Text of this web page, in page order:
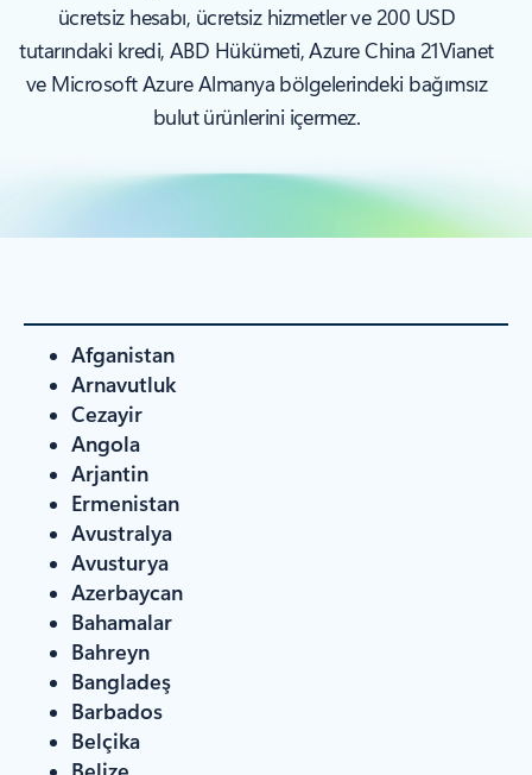
ücretsiz hesabı, ücretsiz hizmetler ve 200 USD
tutarındaki kredi, ABD Hükümeti, Azure China 21Vianet
ve Microsoft Azure Almanya bölgelerindeki bağımsız
bulut ürünlerini içermez.
Afganistan
Arnavutluk
Cezayir
Angola
Arjantin
Ermenistan
Avustralya
Avusturya
Azerbaycan
Bahamalar
Bahreyn
Bangladeş
Barbados
Belçika